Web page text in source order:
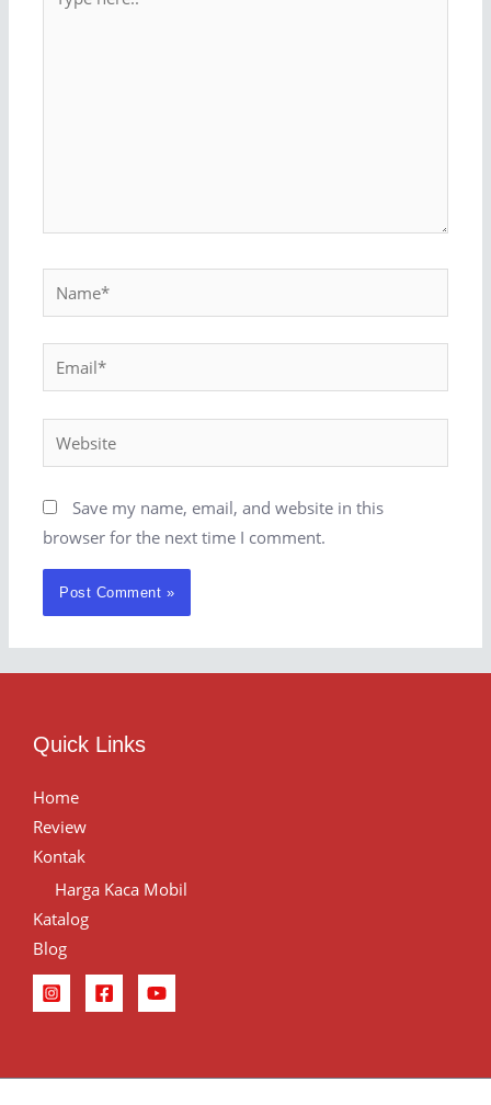
here..
Email*
Website
Save my name, email, and website in this
browser for the next time I comment.
Quick Links
Home
Review
Kontak
Harga Kaca Mobil
Katalog
Blog